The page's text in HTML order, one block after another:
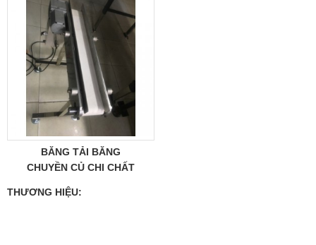
BĂNG TẢI BĂNG
CHUYỀN CỦ CHI CHẤT
THƯƠNG HIỆU: